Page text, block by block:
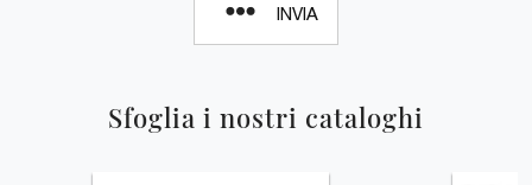
Sfoglia i nostri cataloghi
INVIA